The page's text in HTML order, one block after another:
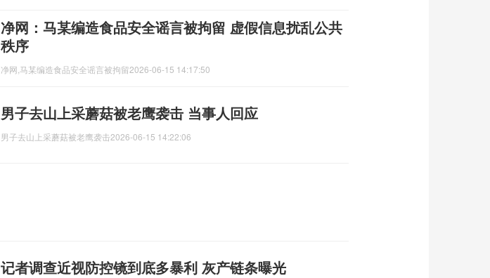
净网：马某编造食品安全谣言被拘留 虚假信息扰乱公共
秩序
净网,马某编造食品安全谣言被拘留2026-06-15 14:17:50
男子去山上采蘑菇被老鹰袭击 当事人回应
男子去山上采蘑菇被老鹰袭击2026-06-15 14:22:06
记者调查近视防控镜到底多暴利 灰产链条曝光